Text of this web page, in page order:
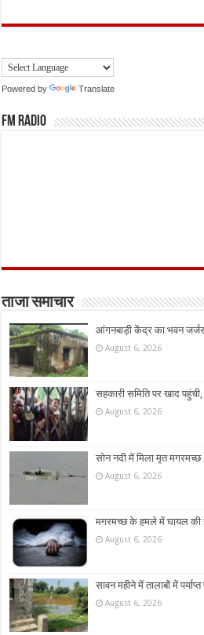
Powered by Translate
FM Radio
ताजा समाचार
आंगनबाड़ी केंद्र का भवन
August 6, 2026
सहकारी समिति पर खाद
August 6, 2026
सोन नदी में मिला मृत मगरमच्छ
August 6, 2026
मगरमच्छ के हमले में घायल की
August 6, 2026
सावन महीने में तालाबों में
August 6, 2026